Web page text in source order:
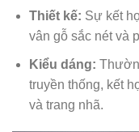
Thiết kế: Sự kết
vân gỗ sắc nét và
Kiểu dáng:
truyền thống, kết
và trang nhã.